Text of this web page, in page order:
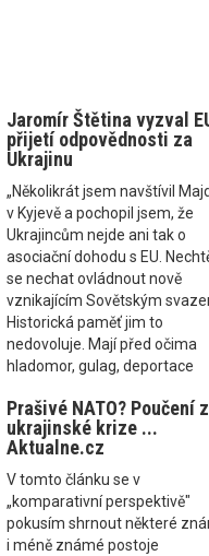
Jaromír Štětina vyzval
přijetí odpovědnosti za
Ukrajinu
„Několikrát jsem navštívil
v Kyjevě a pochopil jsem, že
Ukrajincům nejde ani tak o
asociační dohodu s EU.
se nechat ovládnout nově
vznikajícím Sovětským
Historická paměť jim to
nedovoluje. Mají před očima
hladomor, gulag, deportace
Prašivé NATO? Poučení z
ukrajinské krize ...
Aktualne.cz
V tomto článku se v
„komparativní perspektivě"
pokusím shrnout některé
i méně známé postoje